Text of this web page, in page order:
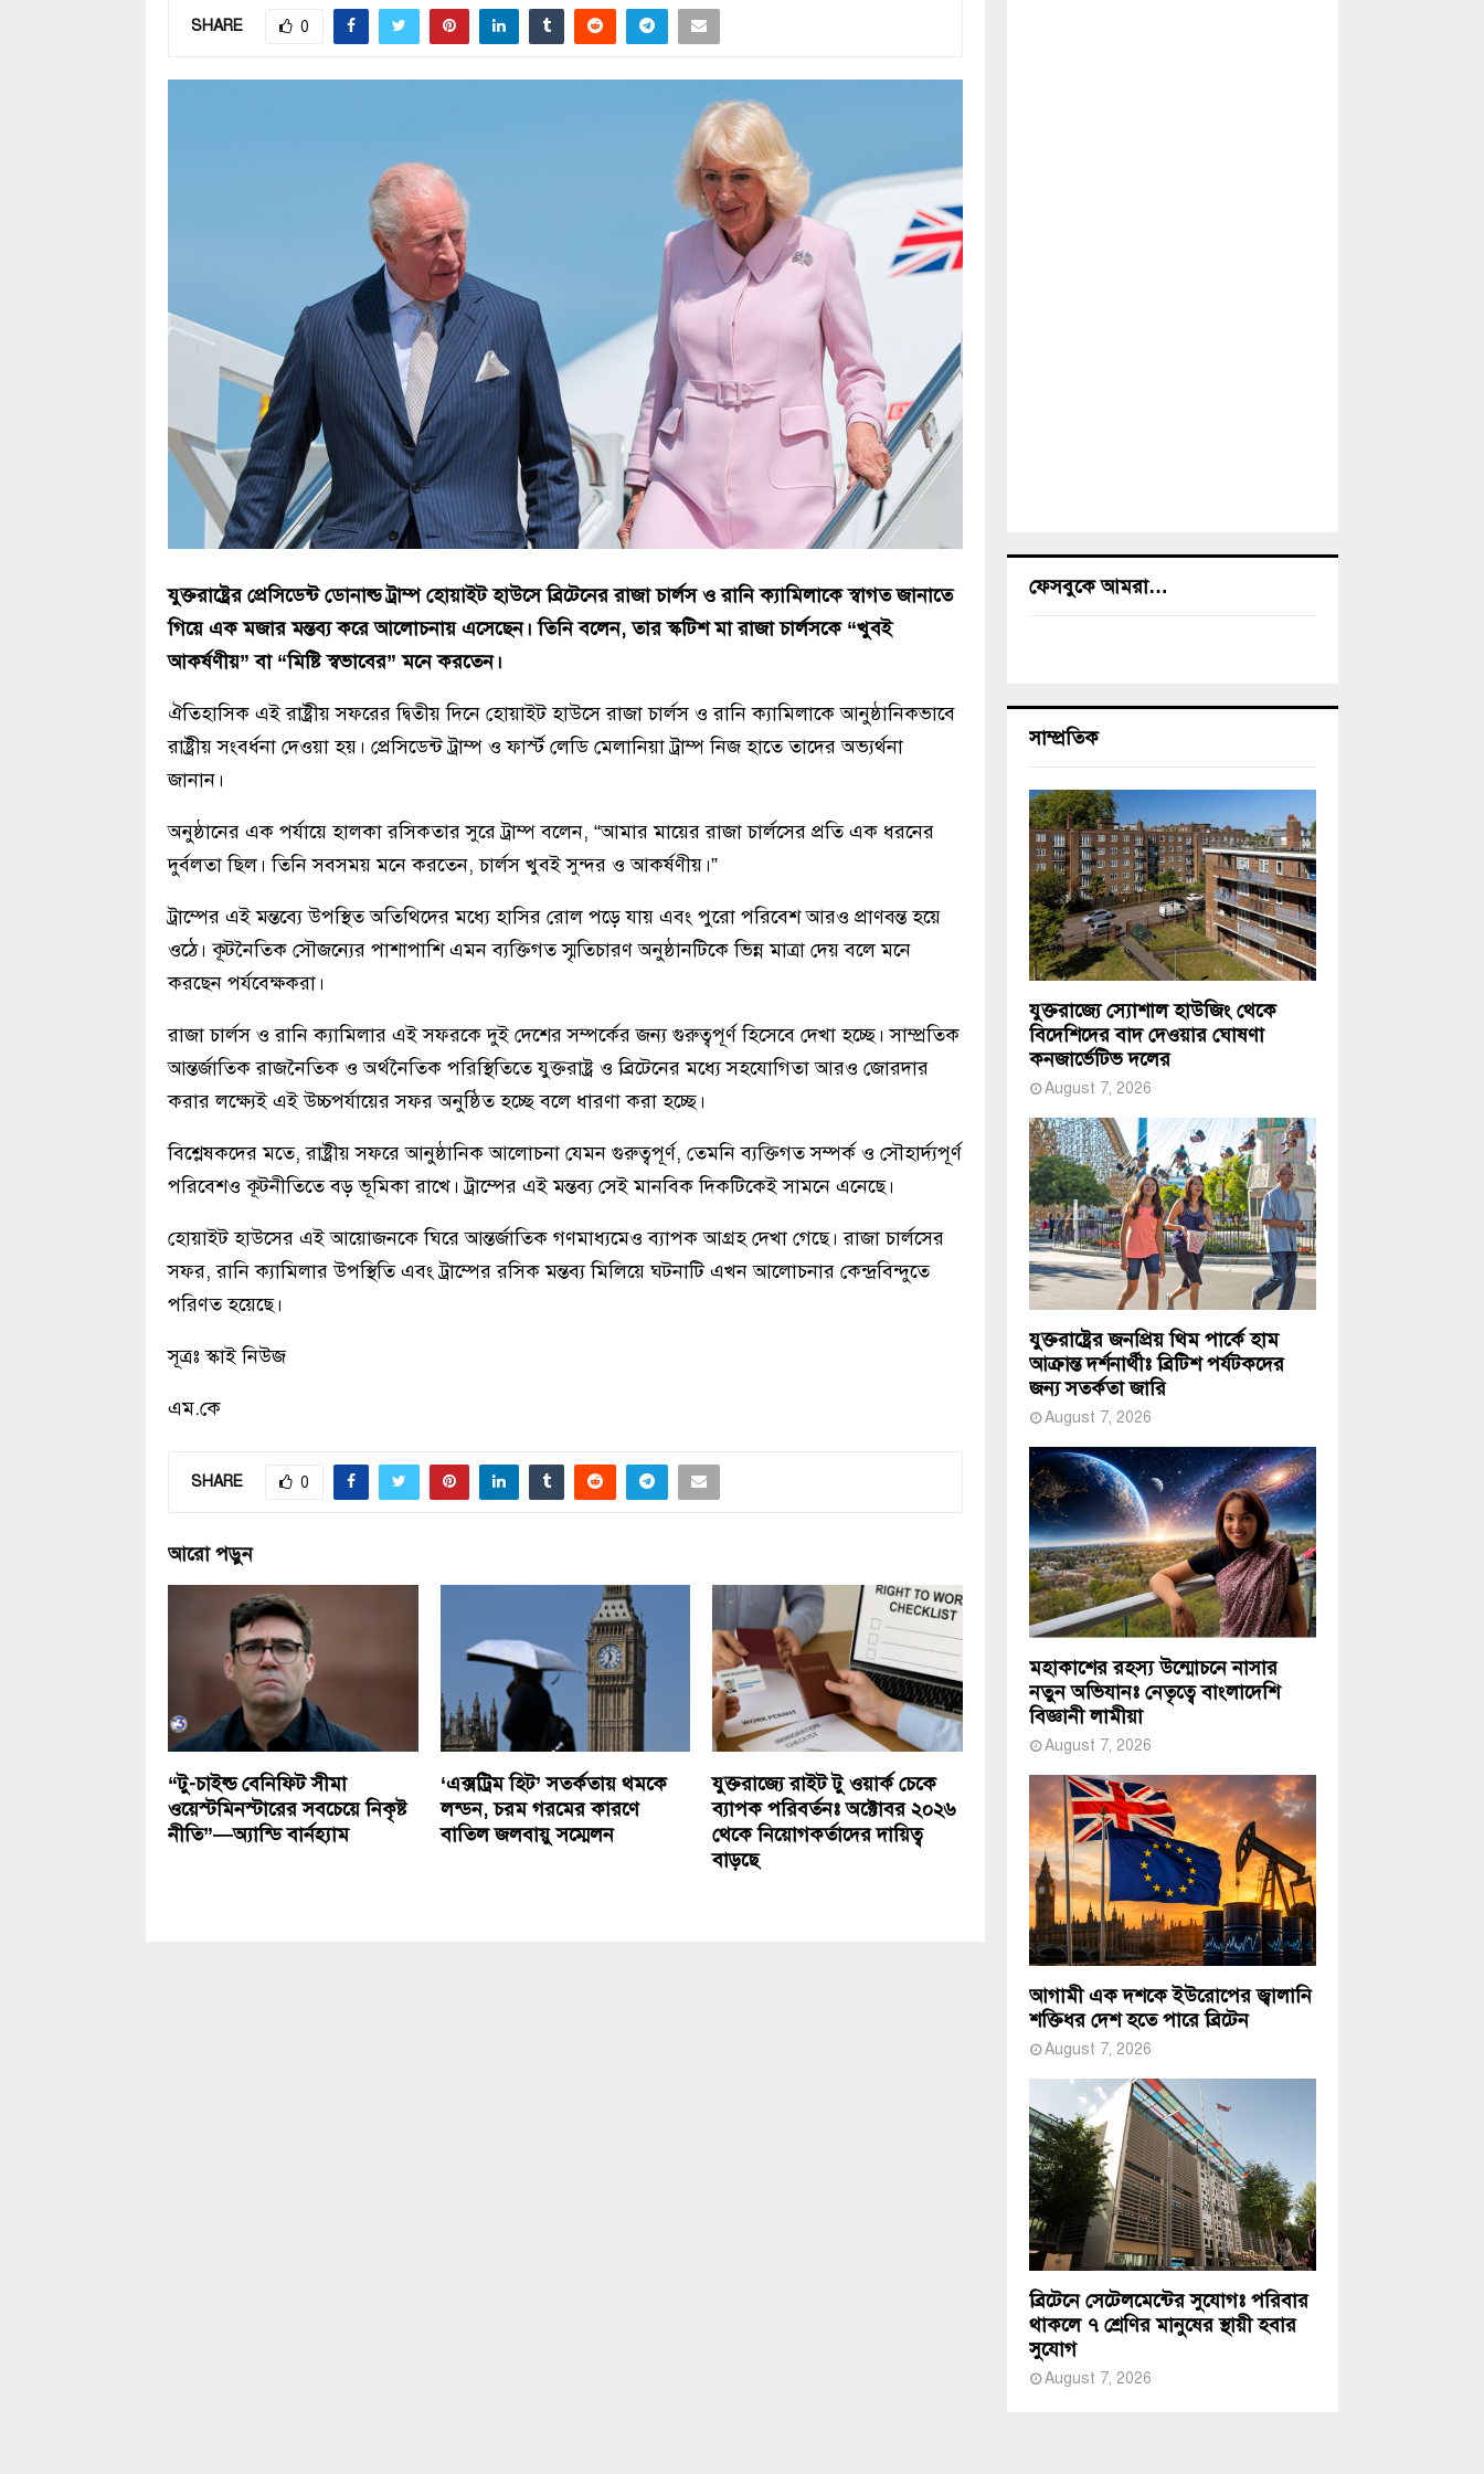
SHARE 0
যুক্তরাষ্ট্রের প্রেসিডেন্ট ডোনাল্ড ট্রাম্প হোয়াইট হাউসে ব্রিটেনের রাজা চার্লস ও রানি ক্যামিলাকে স্বাগত জানাতে
গিয়ে এক মজার মন্তব্য করে আলোচনায় এসেছেন। তিনি বলেন, তার স্কটিশ মা রাজা চার্লসকে “খুবই
আকর্ষণীয়” বা “মিষ্টি স্বভাবের” মনে করতেন।
ঐতিহাসিক এই রাষ্ট্রীয় সফরের দ্বিতীয় দিনে হোয়াইট হাউসে রাজা চার্লস ও রানি ক্যামিলাকে আনুষ্ঠানিকভাবে
রাষ্ট্রীয় সংবর্ধনা দেওয়া হয়। প্রেসিডেন্ট ট্রাম্প ও ফার্স্ট লেডি মেলানিয়া ট্রাম্প নিজ হাতে তাদের অভ্যর্থনা
জানান।
অনুষ্ঠানের এক পর্যায়ে হালকা রসিকতার সুরে ট্রাম্প বলেন, “আমার মায়ের রাজা চার্লসের প্রতি এক ধরনের
দুর্বলতা ছিল। তিনি সবসময় মনে করতেন, চার্লস খুবই সুন্দর ও আকর্ষণীয়।”
ট্রাম্পের এই মন্তব্যে উপস্থিত অতিথিদের মধ্যে হাসির রোল পড়ে যায় এবং পুরো পরিবেশ আরও প্রাণবন্ত হয়ে
ওঠে। কূটনৈতিক সৌজন্যের পাশাপাশি এমন ব্যক্তিগত স্মৃতিচারণ অনুষ্ঠানটিকে ভিন্ন মাত্রা দেয় বলে মনে
করছেন পর্যবেক্ষকরা।
রাজা চার্লস ও রানি ক্যামিলার এই সফরকে দুই দেশের সম্পর্কের জন্য গুরুত্বপূর্ণ হিসেবে দেখা হচ্ছে। সাম্প্রতিক
আন্তর্জাতিক রাজনৈতিক ও অর্থনৈতিক পরিস্থিতিতে যুক্তরাষ্ট্র ও ব্রিটেনের মধ্যে সহযোগিতা আরও জোরদার
করার লক্ষ্যেই এই উচ্চপর্যায়ের সফর অনুষ্ঠিত হচ্ছে বলে ধারণা করা হচ্ছে।
বিশ্লেষকদের মতে, রাষ্ট্রীয় সফরে আনুষ্ঠানিক আলোচনা যেমন গুরুত্বপূর্ণ, তেমনি ব্যক্তিগত সম্পর্ক ও সৌহার্দ্যপূর্ণ
পরিবেশও কূটনীতিতে বড় ভূমিকা রাখে। ট্রাম্পের এই মন্তব্য সেই মানবিক দিকটিকেই সামনে এনেছে।
হোয়াইট হাউসের এই আয়োজনকে ঘিরে আন্তর্জাতিক গণমাধ্যমেও ব্যাপক আগ্রহ দেখা গেছে। রাজা চার্লসের
সফর, রানি ক্যামিলার উপস্থিতি এবং ট্রাম্পের রসিক মন্তব্য মিলিয়ে ঘটনাটি এখন আলোচনার কেন্দ্রবিন্দুতে
পরিণত হয়েছে।
সূত্রঃ স্কাই নিউজ
এম.কে
SHARE 0
আরো পড়ুন
“টু-চাইল্ড বেনিফিট সীমা
ওয়েস্টমিনস্টারের সবচেয়ে নিকৃষ্ট
নীতি”—অ্যান্ডি বার্নহ্যাম
‘এক্সট্রিম হিট’ সতর্কতায় থমকে
লন্ডন, চরম গরমের কারণে
বাতিল জলবায়ু সম্মেলন
যুক্তরাজ্যে রাইট টু ওয়ার্ক চেকে
ব্যাপক পরিবর্তনঃ অক্টোবর ২০২৬
থেকে নিয়োগকর্তাদের দায়িত্ব
বাড়ছে
ফেসবুকে আমরা…
সাম্প্রতিক
যুক্তরাজ্যে স্যোশাল হাউজিং থেকে
বিদেশিদের বাদ দেওয়ার ঘোষণা
কনজার্ভেটিভ দলের
August 7, 2026
যুক্তরাষ্ট্রের জনপ্রিয় থিম পার্কে হাম
আক্রান্ত দর্শনার্থীঃ ব্রিটিশ পর্যটকদের
জন্য সতর্কতা জারি
August 7, 2026
মহাকাশের রহস্য উন্মোচনে নাসার
নতুন অভিযানঃ নেতৃত্বে বাংলাদেশি
বিজ্ঞানী লামীয়া
August 7, 2026
আগামী এক দশকে ইউরোপের জ্বালানি
শক্তিধর দেশ হতে পারে ব্রিটেন
August 7, 2026
ব্রিটেনে সেটেলমেন্টের সুযোগঃ পরিবার
থাকলে ৭ শ্রেণির মানুষের স্থায়ী হবার
সুযোগ
August 7, 2026